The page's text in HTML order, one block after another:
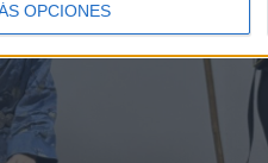
OPCIONES